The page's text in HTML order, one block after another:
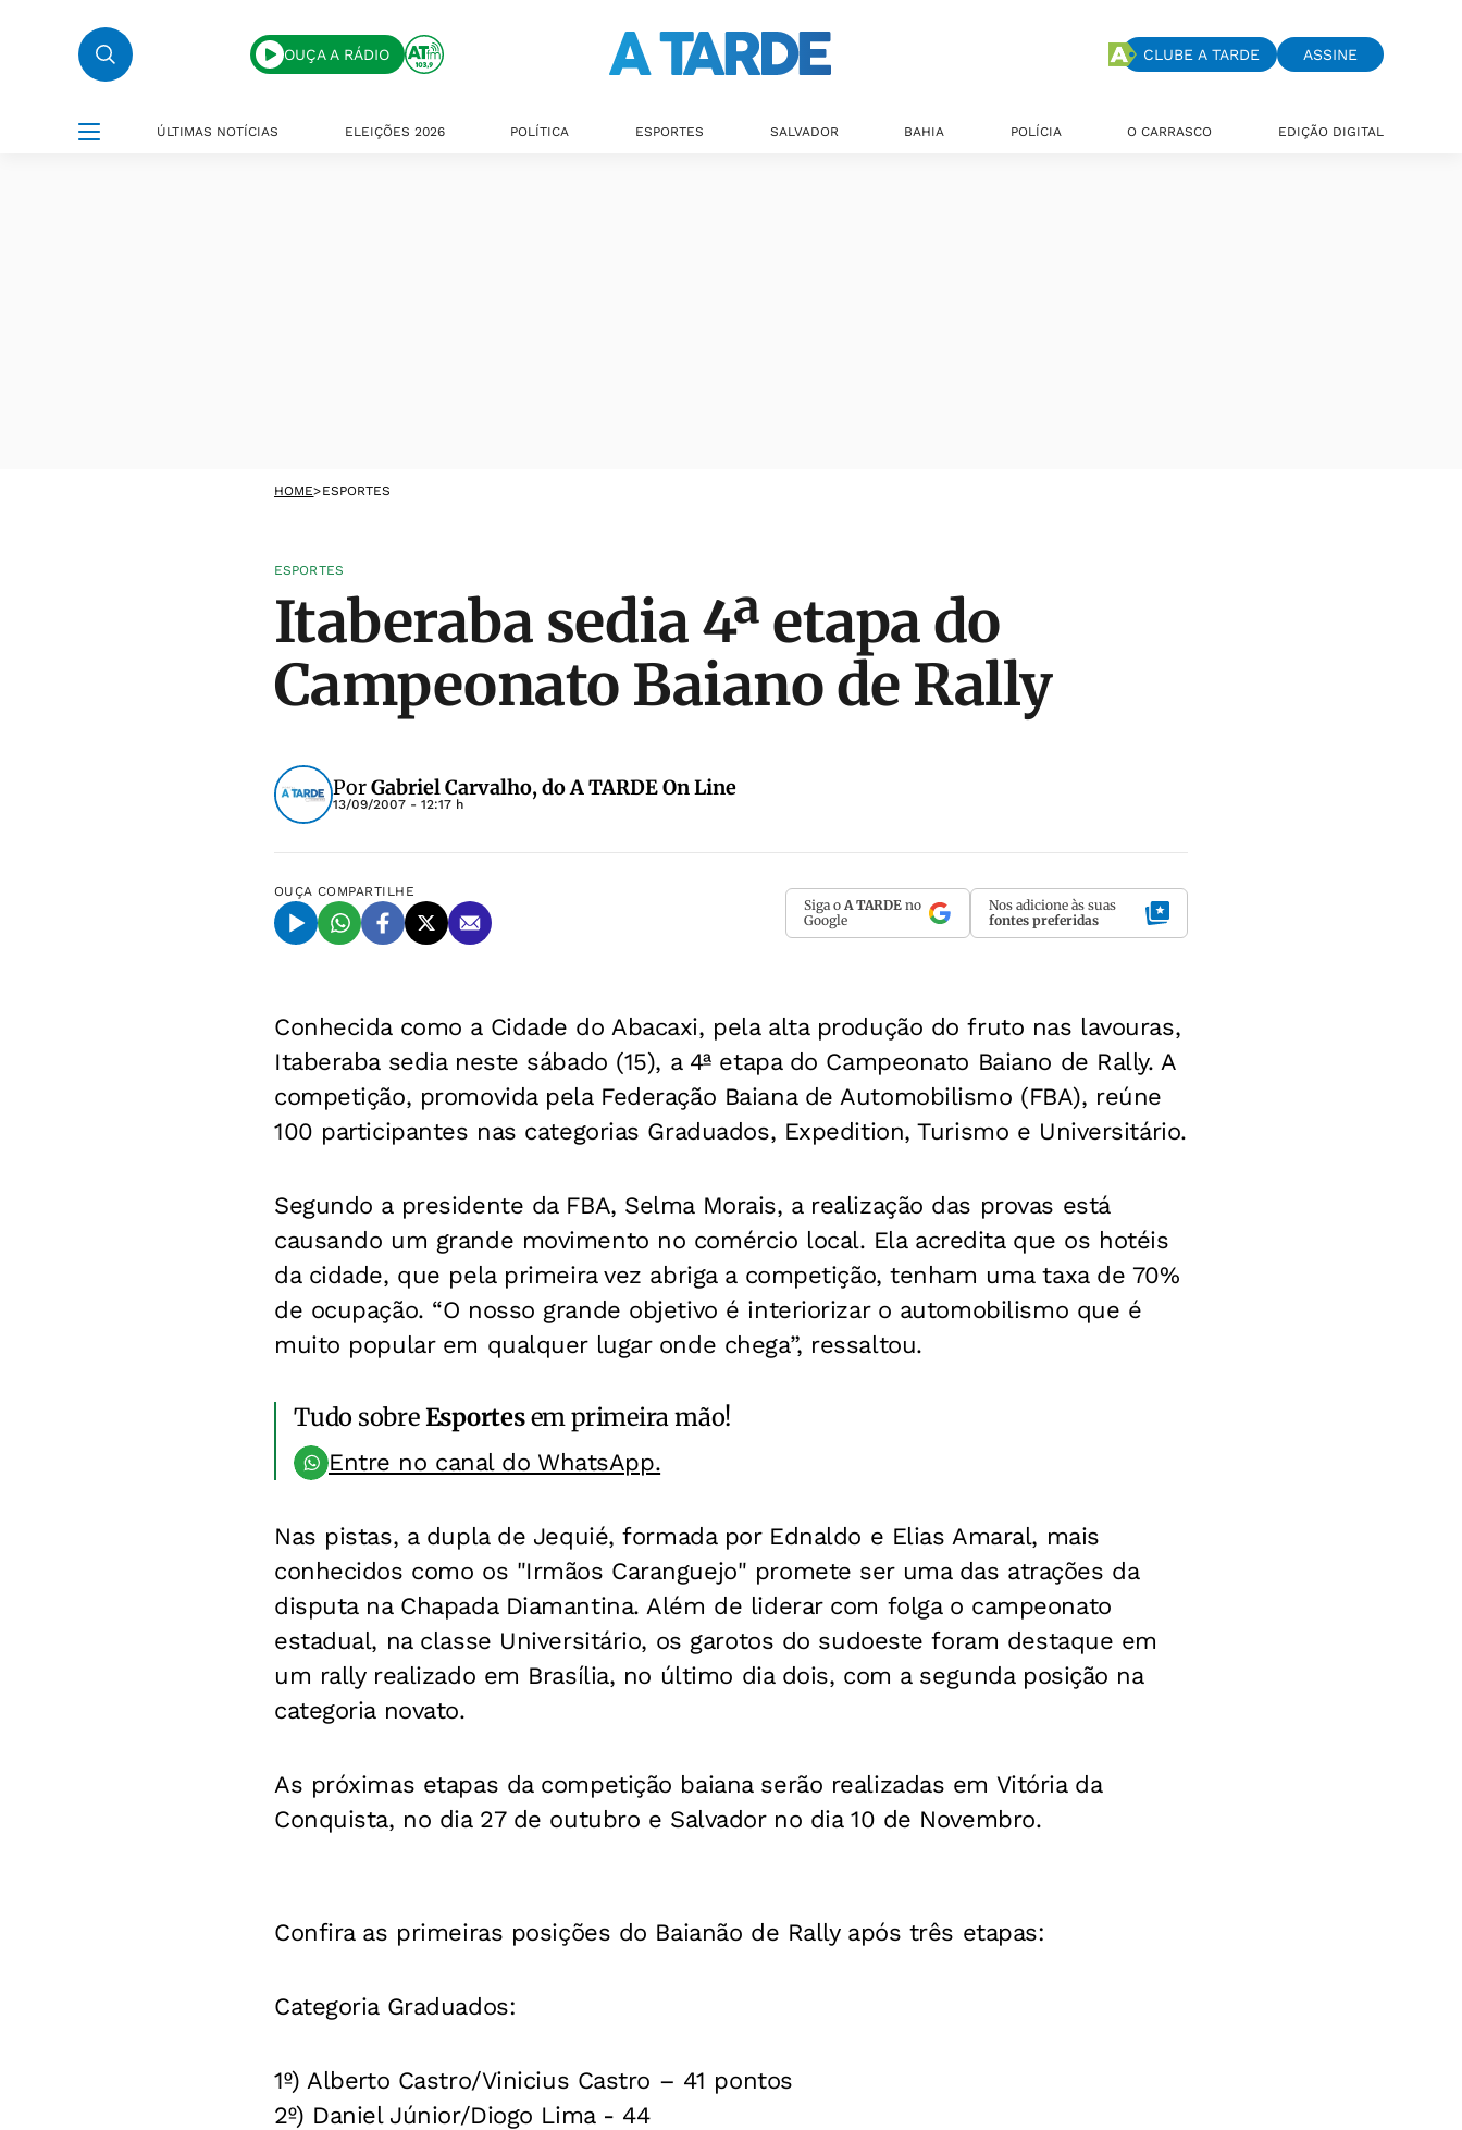
OUÇA A RÁDIO CLUBE A TARDE ASSINE
ÚLTIMAS NOTÍCIAS ELEIÇÕES 2026 POLÍTICA ESPORTES SALVADOR BAHIA POLÍCIA O CARRASCO EDIÇÃO DIGITAL
HOME>ESPORTES
ESPORTES
Itaberaba sedia 4ª etapa do
Campeonato Baiano de Rally
PorGabriel Carvalho, do A TARDE On Line
13/09/2007 - 12:17 h
OUÇA COMPARTILHE
Siga o A TARDE no
Google
Nos adicione às suas
fontes preferidas
Conhecida como a Cidade do Abacaxi, pela alta produção do fruto nas lavouras,
Itaberaba sedia neste sábado (15), a 4ª etapa do Campeonato Baiano de Rally. A
competição, promovida pela Federação Baiana de Automobilismo (FBA), reúne
100 participantes nas categorias Graduados, Expedition, Turismo e Universitário.
Segundo a presidente da FBA, Selma Morais, a realização das provas está
causando um grande movimento no comércio local. Ela acredita que os hotéis
da cidade, que pela primeira vez abriga a competição, tenham uma taxa de 70%
de ocupação. “O nosso grande objetivo é interiorizar o automobilismo que é
muito popular em qualquer lugar onde chega”, ressaltou.
Tudo sobreEsportesem primeira mão!
Entre no canal do WhatsApp.
Nas pistas, a dupla de Jequié, formada por Ednaldo e Elias Amaral, mais
conhecidos como os "Irmãos Caranguejo" promete ser uma das atrações da
disputa na Chapada Diamantina. Além de liderar com folga o campeonato
estadual, na classe Universitário, os garotos do sudoeste foram destaque em
um rally realizado em Brasília, no último dia dois, com a segunda posição na
categoria novato.
As próximas etapas da competição baiana serão realizadas em Vitória da
Conquista, no dia 27 de outubro e Salvador no dia 10 de Novembro.
Confira as primeiras posições do Baianão de Rally após três etapas:
Categoria Graduados:
1º) Alberto Castro/Vinicius Castro – 41 pontos
2º) Daniel Júnior/Diogo Lima - 44